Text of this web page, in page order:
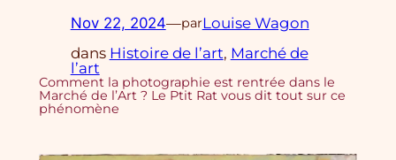
Nov 22, 2024—parLouise Wagon
dans Histoire de l’art, Marché de
l’art
Comment la photographie est rentrée dans le
Marché de l’Art ? Le Ptit Rat vous dit tout sur ce
phénomène